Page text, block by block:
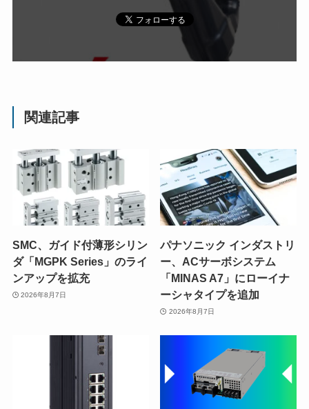
関連記事
SMC、ガイド付薄形シリン
ダ「MGPK Series」のライ
ンアップを拡充
2026年8月7日
パナソニック インダストリ
ー、ACサーボシステム
「MINAS A7」にローイナ
ーシャタイプを追加
2026年8月7日